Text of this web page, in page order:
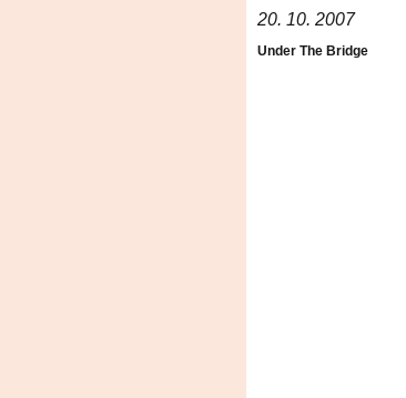
20. 10. 2007
Under The Bridge